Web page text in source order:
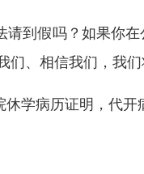
到假吗？如果你
、相信我们，我
学病历证明，代开